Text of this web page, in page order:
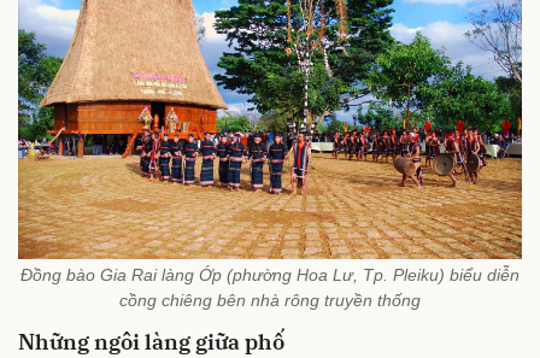
Đồng bào Gia Rai làng Ớp (phường Hoa Lư, Tp. Pleiku) biểu diễn
cồng chiêng bên nhà rông truyền thống
Những ngôi làng giữa phố